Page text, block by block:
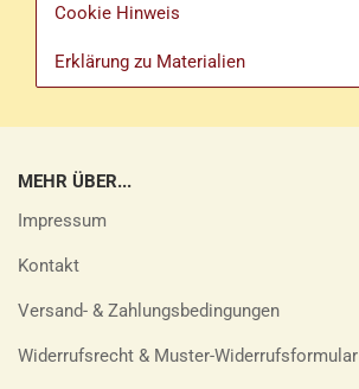
Cookie Hinweis
Erklärung zu Materialien
MEHR ÜBER...
Impressum
Kontakt
Versand- & Zahlungsbedingungen
Widerrufsrecht & Muster-Widerrufsformular